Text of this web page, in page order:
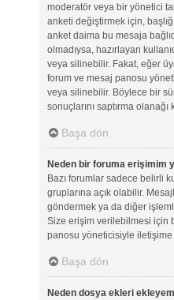
moderatör veya bir yönetici
anketi değiştirmek için,
anket daima bu mesaja
olmadıysa, hazırlayan
veya silinebilir. Fakat, eğer
forum ve mesaj panosu
veya silinebilir. Böylece bir
sonuçlarını saptırma olanağı
Başa dön
Neden bir foruma erişimim
Bazı forumlar sadece belirli
gruplarına açık olabilir.
göndermek ya da diğer
Size erişim verilebilmesi için
panosu yöneticisiyle
Başa dön
Neden dosya ekleri